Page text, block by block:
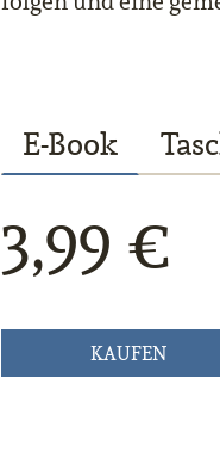
E-Book
3,99 €
KAUFEN